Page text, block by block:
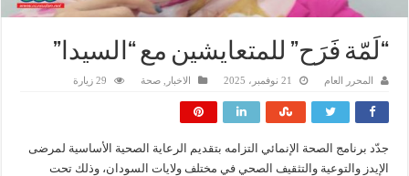
“لَمّة فَرَح” للمتعايشين مع “السيدا”
المحرر العام 21 نوفمبر، 2025 الاخبار ,صحة 29 زيارة
جدّد برنامج الصحة الإنمائي التزامه بتقديم الرعاية الصحية الأساسية لمرضى
الإيدز والتوعية والتثقيف الصحي في مختلف ولايات السودان، وذلك تحت